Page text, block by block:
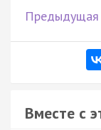
Предыдущая
Вместе с